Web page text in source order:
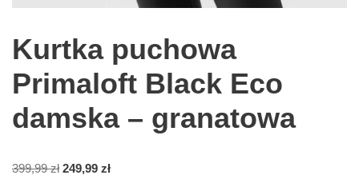
Kurtka puchowa
Primaloft Black Eco
damska – granatowa
399,99zł 249,99 zł